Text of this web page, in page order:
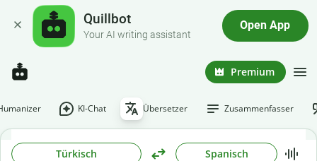
Quillbot
Your AI writing assistant
Open App
Premium
KI-Chat Übersetzer Zusammenfasser
Türkisch Spanisch